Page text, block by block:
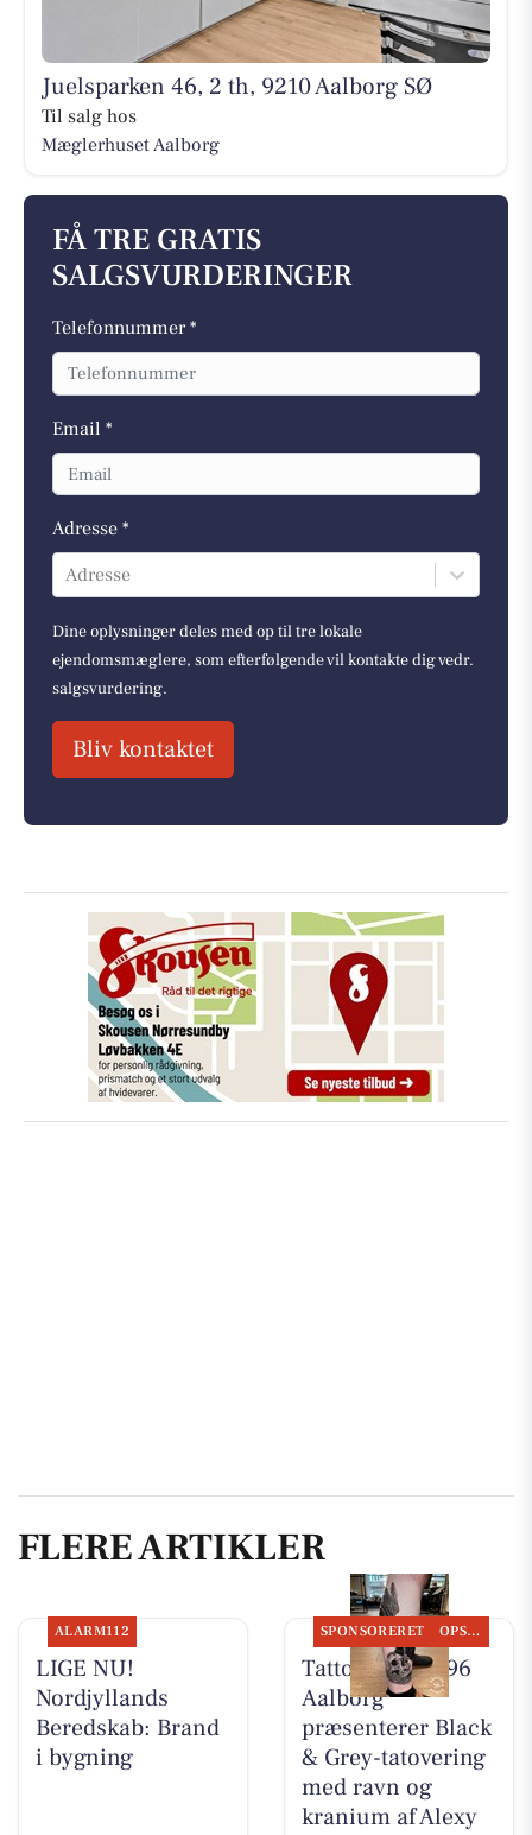
Juelsparken 46, 2 th, 9210 Aalborg SØ
Til salg hos
Mæglerhuset Aalborg
FÅ TRE GRATIS
SALGSVURDERINGER
Telefonnummer *
Email *
Adresse *
Adresse
Dine oplysninger deles med op til tre lokale
ejendomsmæglere, som efterfølgende vil kontakte dig vedr.
salgsvurdering.
Bliv kontaktet
FLERE ARTIKLER
ALARM112
LIGE NU!
Nordjyllands
Beredskab: Brand
i bygning
SPONSORERET OPSLAGSTAVLEN
Tattoo Studio 96
Aalborg
præsenterer Black
& Grey-tatovering
med ravn og
kranium af Alexy